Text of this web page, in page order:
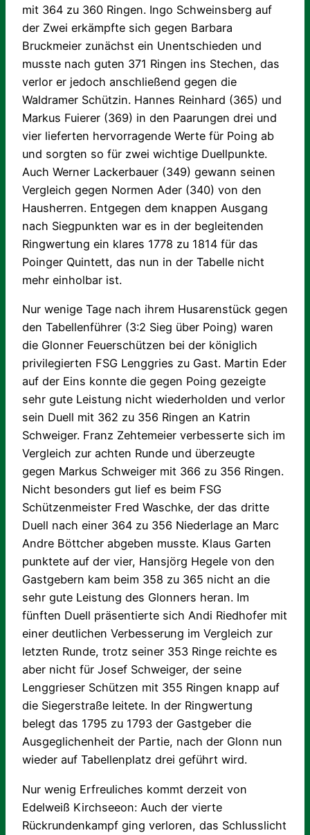
mit 364 zu 360 Ringen. Ingo Schweinsberg auf
der Zwei erkämpfte sich gegen Barbara
Bruckmeier zunächst ein Unentschieden und
musste nach guten 371 Ringen ins Stechen, das
verlor er jedoch anschließend gegen die
Waldramer Schützin. Hannes Reinhard (365) und
Markus Fuierer (369) in den Paarungen drei und
vier lieferten hervorragende Werte für Poing ab
und sorgten so für zwei wichtige Duellpunkte.
Auch Werner Lackerbauer (349) gewann seinen
Vergleich gegen Normen Ader (340) von den
Hausherren. Entgegen dem knappen Ausgang
nach Siegpunkten war es in der begleitenden
Ringwertung ein klares 1778 zu 1814 für das
Poinger Quintett, das nun in der Tabelle nicht
mehr einholbar ist.
Nur wenige Tage nach ihrem Husarenstück gegen
den Tabellenführer (3:2 Sieg über Poing) waren
die Glonner Feuerschützen bei der königlich
privilegierten FSG Lenggries zu Gast. Martin Eder
auf der Eins konnte die gegen Poing gezeigte
sehr gute Leistung nicht wiederholden und verlor
sein Duell mit 362 zu 356 Ringen an Katrin
Schweiger. Franz Zehtemeier verbesserte sich im
Vergleich zur achten Runde und überzeugte
gegen Markus Schweiger mit 366 zu 356 Ringen.
Nicht besonders gut lief es beim FSG
Schützenmeister Fred Waschke, der das dritte
Duell nach einer 364 zu 356 Niederlage an Marc
Andre Böttcher abgeben musste. Klaus Garten
punktete auf der vier, Hansjörg Hegele von den
Gastgebern kam beim 358 zu 365 nicht an die
sehr gute Leistung des Glonners heran. Im
fünften Duell präsentierte sich Andi Riedhofer mit
einer deutlichen Verbesserung im Vergleich zur
letzten Runde, trotz seiner 353 Ringe reichte es
aber nicht für Josef Schweiger, der seine
Lenggrieser Schützen mit 355 Ringen knapp auf
die Siegerstraße leitete. In der Ringwertung
belegt das 1795 zu 1793 der Gastgeber die
Ausgeglichenheit der Partie, nach der Glonn nun
wieder auf Tabellenplatz drei geführt wird.
Nur wenig Erfreuliches kommt derzeit von
Edelweiß Kirchseeon: Auch der vierte
Rückrundenkampf ging verloren, das Schlusslicht